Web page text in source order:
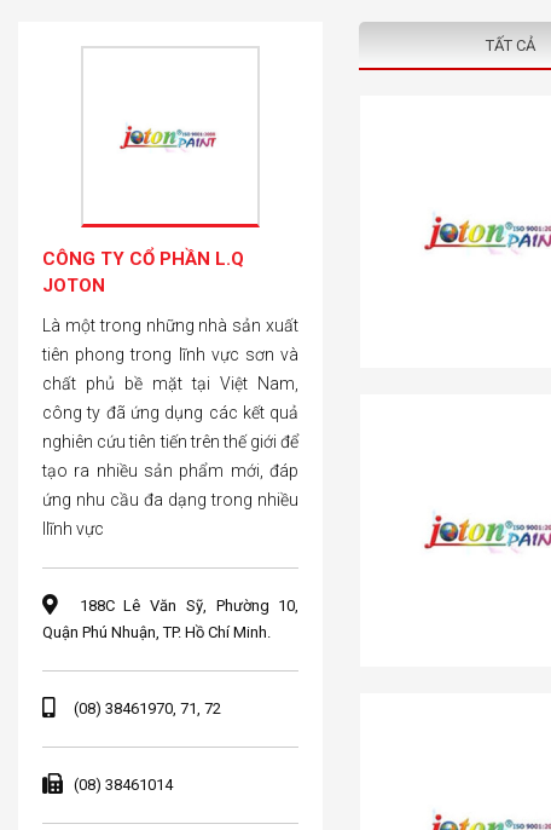
TẤT CẢ
CÔNG TY CỔ PHẦN L.Q
JOTON
Là một trong những nhà sản xuất
tiên phong trong lĩnh vực sơn và
chất phủ bề mặt tại Việt Nam,
công ty đã ứng dụng các kết quả
nghiên cứu tiên tiến trên thế giới để
tạo ra nhiều sản phẩm mới, đáp
ứng nhu cầu đa dạng trong nhiều
llĩnh vực
188C Lê Văn Sỹ, Phường 10,
Quận Phú Nhuận, TP. Hồ Chí Minh.
(08) 38461970, 71, 72
(08) 38461014